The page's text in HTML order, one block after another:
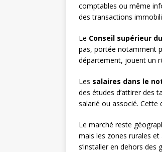
comptables ou même
des transactions
Le Conseil supérieur
pas, portée notamment
département, jouent un
Les salaires dans le
des études d’attirer des
salarié ou associé. Cette
Le marché reste
mais les zones rurales
s’installer en dehors